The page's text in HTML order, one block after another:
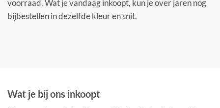
voorraad. Wat je vandaag inkoopt, kun je over jaren nog
bijbestellen in dezelfde kleur en snit.
Wat je bij ons inkoopt